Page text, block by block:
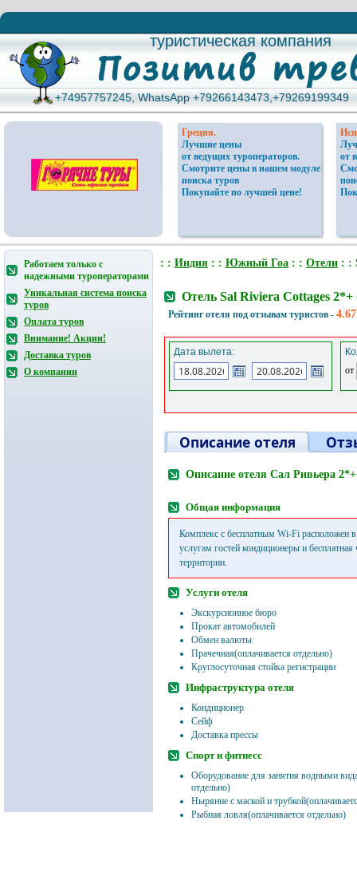
туристическая компания
туристическая компания
+74957757245, WhatsApp +79266143473,+79269199349
+74957757245, WhatsApp +79266143473,+79269199349
Греция.
Лучшие цены
от ведущих туроператоров.
Смотрите цены в нашем модуле
поиска туров
Покупайте по лучшей цене!
от
Работаем только с
надежными туроператорами
Уникальная система поиска
туров
Оплата туров
Внимание! Акции!
Доставка туров
О компании
: : Индия : : Южный Гоа : : Отели : :
Отель Sal Riviera Cottages
Рейтинг отеля под отзывам туристов -
Дата вылета:
от
Описание отеля
Описание отеля Сал Ривьера
Общая информация
Комплекс с бесплатным Wi-Fi расположен
услугам гостей кондиционеры и бесплатная
территории.
Услуги отеля
Экскурсионное бюро
Прокат автомобилей
Обмен валюты
Прачечная(оплачивается отдельно)
Круглосуточная стойка регистрации
Инфраструктура отеля
Кондиционер
Сейф
Доставка прессы
Спорт и фитнесс
Оборудование для занятия водными
отдельно)
Ныряние с маской и
Рыбная ловля(оплачивается отдельно)